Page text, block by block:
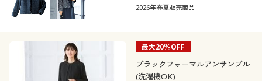
2026年春夏販売商品
最大20％OFF
ブラックフォーマルアンサンブル
(洗濯機OK)